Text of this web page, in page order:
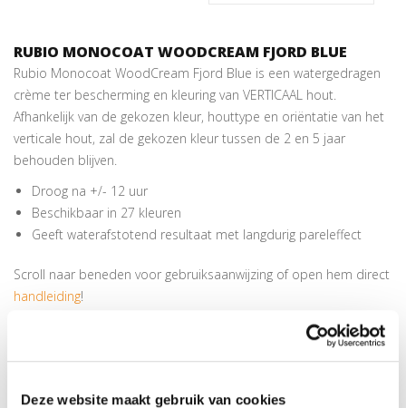
Deze website maakt gebruik van cookies
RUBIO MONOCOAT WOODCREAM FJORD BLUE
Rubio Monocoat WoodCream Fjord Blue is een watergedragen
crème ter bescherming en kleuring van VERTICAAL hout.
Afhankelijk van de gekozen kleur, houttype en oriëntatie van het
verticale hout, zal de gekozen kleur tussen de 2 en 5 jaar
behouden blijven.
Droog na +/- 12 uur
Beschikbaar in 27 kleuren
Geeft waterafstotend resultaat met langdurig pareleffect
Scroll naar beneden voor gebruiksaanwijzing of open hem direct
handleiding!
WOODCREAM
look. Transparent #0 Dirty Grey #1 Timeless Grey #2 Misty Grey